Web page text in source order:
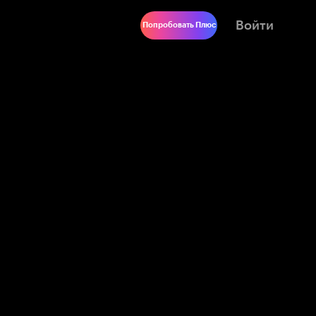
Попробовать Плюс Войти